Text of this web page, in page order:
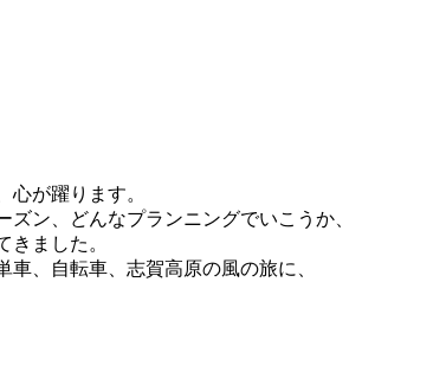
心が躍ります。
ン、どんなプランニングでいこうか、
きました。
、自転車、志賀高原の風の旅に、